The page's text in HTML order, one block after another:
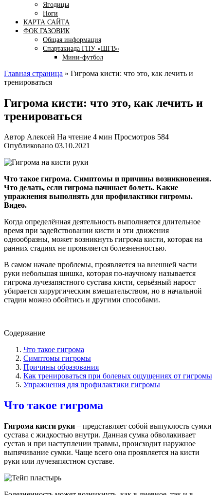
Ягодицы
Ноги
КАРТА САЙТА
ФОК ГАЗОВИК
Общая информация
Спартакиада ГПУ «ШГВ»
Мини-футбол
Главная страница » Гигрома кисти: что это, как лечить и
тренироваться
Гигрома кисти: что это, как лечить и
тренироваться
Автор Алексей На чтение 4 мин Просмотров 584
Опубликовано 03.10.2021
Что такое гигрома. Симптомы и причины возникновения.
Что делать, если гигрома начинает болеть. Какие
упражнения выполнять для профилактики гигромы.
Видео.
Когда определённая деятельность выполняется длительное
время при задействовании кисти и эти движения
однообразны, может возникнуть гигрома кисти, которая на
ранних стадиях не проявляется болезненностью.
В самом начале проблемы, проявляется на внешней части
руки небольшая шишка, которая по-научному называется
гигрома лучезапястного сустава кисти, серьёзный нарост
убирается хирургическим вмешательством, но в начальной
стадии можно обойтись и другими способами.
Содержание
Что такое гигрома
Симптомы гигромы
Причины образования
Как тренироваться при болевых ощущениях от гигромы
Упражнения для профилактики гигромы
Что такое гигрома
Гигрома кисти руки – представляет собой выпуклость сумки
сустава с жидкостью внутри. Данная сумка обволакивает
сустав и при наступлении травмы, происходит наружное
выпячивание сумки. Чаще всего она проявляется на кисти
руки или лучезапястном суставе.